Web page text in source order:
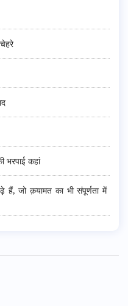
भरपाई कहां
जो क़यामत का भी संपूर्णता में